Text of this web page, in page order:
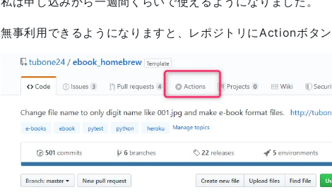
無事利用できるようになりますと、レポジトリにActionボタ